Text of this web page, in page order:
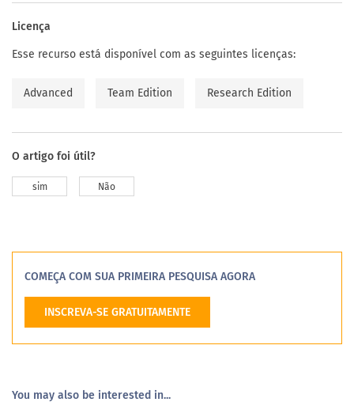
Licença
Esse recurso está disponível com as seguintes licenças:
Advanced Team Edition Research Edition
O artigo foi útil?
sim Não
COMEÇA COM SUA PRIMEIRA PESQUISA AGORA
INSCREVA-SE GRATUITAMENTE
You may also be interested in...